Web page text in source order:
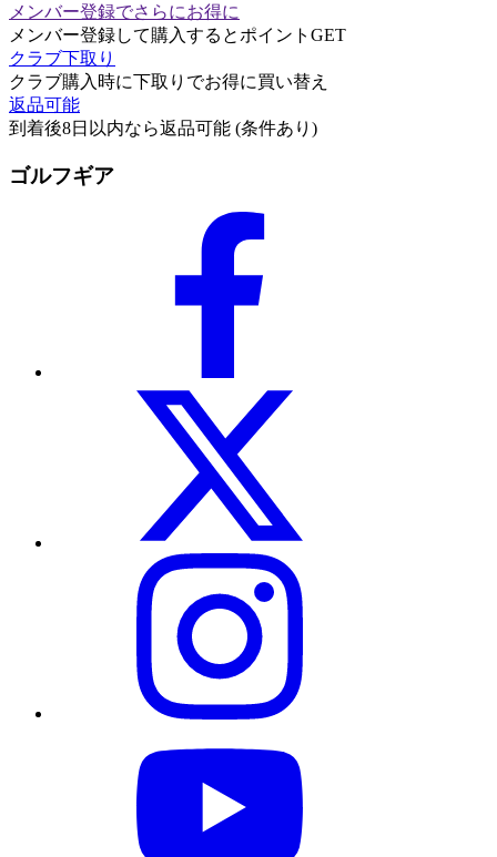
メンバー登録でさらにお得に
メンバー登録して購入するとポイントGET
クラブ下取り
クラブ購入時に下取りでお得に買い替え
返品可能
到着後8日以内なら返品可能 (条件あり)
ゴルフギア